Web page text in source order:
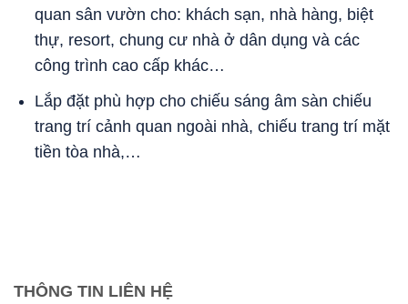
quan sân vườn cho: khách sạn, nhà hàng, biệt
thự, resort, chung cư nhà ở dân dụng và các
công trình cao cấp khác…
Lắp đặt phù hợp cho chiếu sáng âm sàn chiếu
trang trí cảnh quan ngoài nhà, chiếu trang trí mặt
tiền tòa nhà,…
THÔNG TIN LIÊN HỆ